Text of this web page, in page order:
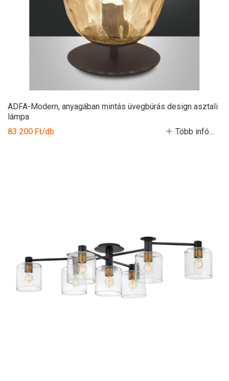
ADFA-Modern, anyagában mintás üvegbúrás design asztali
lámpa
83 200 Ft/db
Több infó...